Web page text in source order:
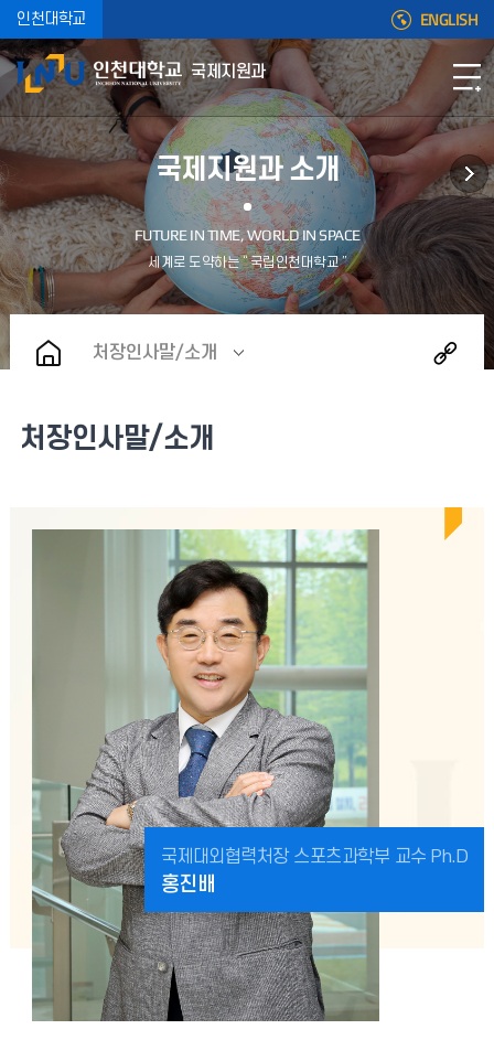
인천대학교 ENGLISH
국제지원과
국제지원과 소개
처장인사말/소개
처장인사말/소개
국제대외협력처장 스포츠과학부 교수 Ph.D
홍진배